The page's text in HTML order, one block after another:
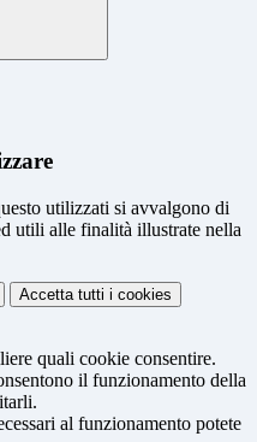
utilizzati si avvalgono di
utili alle finalità illustrate nella
Accetta tutti i cookies
quali cookie consentire.
il funzionamento della
al funzionamento potete